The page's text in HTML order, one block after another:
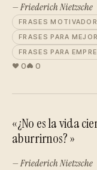
— Friederich Nietzsche
FRASES
FRASES PARA
FRASES PARA
0 0
«¿No es la vida
aburrirnos? »
— Friederich Nietzsche